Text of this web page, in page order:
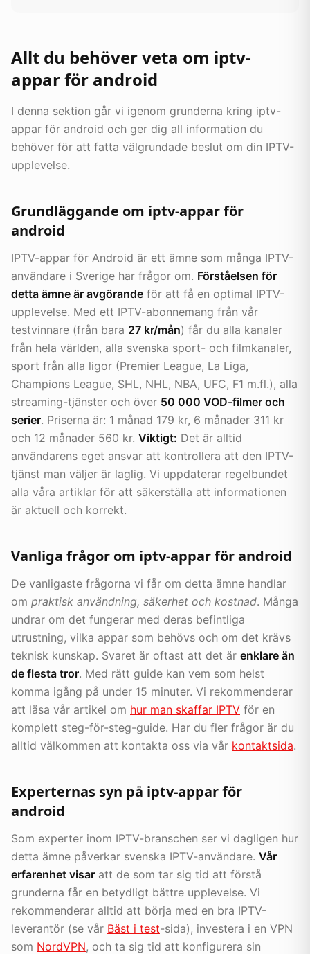
Allt du behöver veta om iptv-
appar för android
I denna sektion går vi igenom grunderna kring iptv-
appar för android och ger dig all information du
behöver för att fatta välgrundade beslut om din IPTV-
upplevelse.
Grundläggande om iptv-appar för
android
IPTV-appar för Android är ett ämne som många IPTV-
användare i Sverige har frågor om. Förståelsen för
detta ämne är avgörande för att få en optimal IPTV-
upplevelse. Med ett IPTV-abonnemang från vår
testvinnare (från bara 27 kr/mån) får du alla kanaler
från hela världen, alla svenska sport- och filmkanaler,
sport från alla ligor (Premier League, La Liga,
Champions League, SHL, NHL, NBA, UFC, F1 m.fl.), alla
streaming-tjänster och över 50 000 VOD-filmer och
serier. Priserna är: 1 månad 179 kr, 6 månader 311 kr
och 12 månader 560 kr. Viktigt: Det är alltid
användarens eget ansvar att kontrollera att den IPTV-
tjänst man väljer är laglig. Vi uppdaterar regelbundet
alla våra artiklar för att säkerställa att informationen
är aktuell och korrekt.
Vanliga frågor om iptv-appar för android
De vanligaste frågorna vi får om detta ämne handlar
om praktisk användning, säkerhet och kostnad. Många
undrar om det fungerar med deras befintliga
utrustning, vilka appar som behövs och om det krävs
teknisk kunskap. Svaret är oftast att det är enklare än
de flesta tror. Med rätt guide kan vem som helst
komma igång på under 15 minuter. Vi rekommenderar
att läsa vår artikel om hur man skaffar IPTV för en
komplett steg-för-steg-guide. Har du fler frågor är du
alltid välkommen att kontakta oss via vår kontaktsida.
Experternas syn på iptv-appar för
android
Som experter inom IPTV-branschen ser vi dagligen hur
detta ämne påverkar svenska IPTV-användare. Vår
erfarenhet visar att de som tar sig tid att förstå
grunderna får en betydligt bättre upplevelse. Vi
rekommenderar alltid att börja med en bra IPTV-
leverantör (se vår Bäst i test-sida), investera i en VPN
som NordVPN, och ta sig tid att konfigurera sin